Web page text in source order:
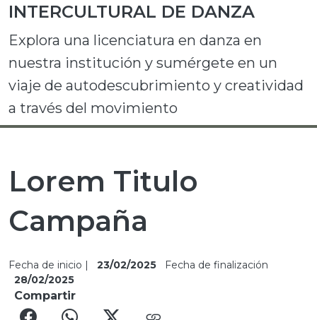
INTERCULTURAL DE DANZA
Explora una licenciatura en danza en
nuestra institución y sumérgete en un
viaje de autodescubrimiento y creatividad
a través del movimiento
Lorem Titulo
Campaña
Fecha de inicio | 23/02/2025
Fecha de finalización
28/02/2025
Compartir